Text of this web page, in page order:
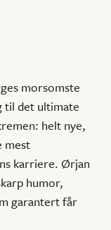
morsomste
til det ultimate
helt nye,
mest
karriere. Ørjan
humor,
garantert får